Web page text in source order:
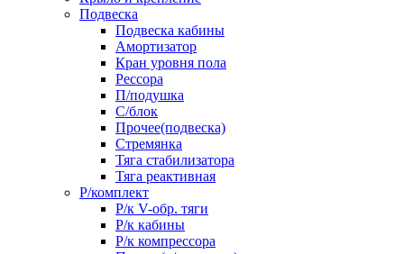
Подвеска
Подвеска кабины
Амортизатор
Кран уровня пола
Рессора
П/подушка
С/блок
Прочее(подвеска)
Стремянка
Тяга стабилизатора
Тяга реактивная
Р/комплект
Р/к V-обр. тяги
Р/к кабины
Р/к компрессора